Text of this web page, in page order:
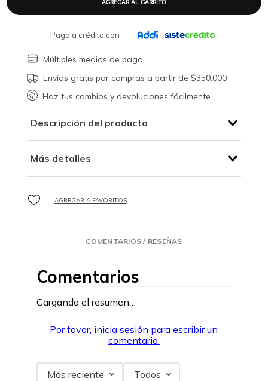
Paga a crédito con
Múltiples medios de pago
Envíos gratis por compras a partir de $350.000
Haz tus cambios y devoluciones fácilmente
Descripción del producto
Más detalles
COMENTARIOS / RESEÑAS
Comentarios
Cargando el resumen…
Por favor, inicia sesión para escribir un
comentario.
Más reciente Todos